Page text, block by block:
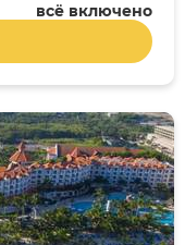
всё включено